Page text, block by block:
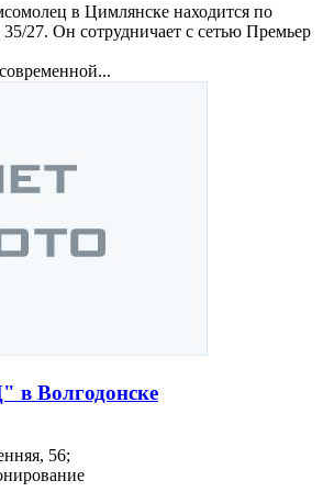
в Цимлянске находится по
35/27. Он сотрудничает с сетью Премьер
в Волгодонске
56;